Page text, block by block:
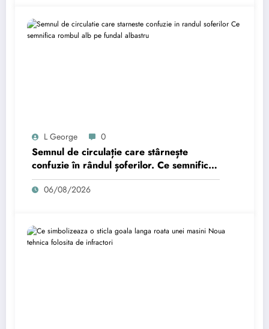
L George 0
Semnul de circulație care stârnește
confuzie în rândul șoferilor. Ce semnifică
rombul alb pe fundal albastru.
06/08/2026